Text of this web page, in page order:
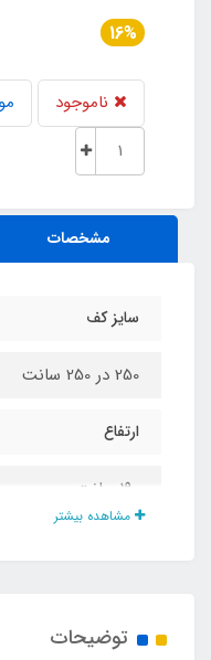
16%
ناموجود
مشخصات
سایز کف
250 در 250 سانت
ارتفاع
190 سانت
مشاهده بیشتر
توضیحات